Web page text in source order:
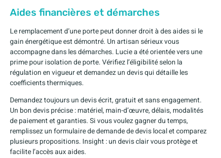
Aides financières et démarches
Le remplacement d’une porte peut donner droit à des aides si le
gain énergétique est démontré. Un artisan sérieux vous
accompagne dans les démarches. Lucie a été orientée vers une
prime pour isolation de porte. Vérifiez l’éligibilité selon la
régulation en vigueur et demandez un devis qui détaille les
coefficients thermiques.
Demandez toujours un devis écrit, gratuit et sans engagement.
Un bon devis précise : matériel, main-d’œuvre, délais, modalités
de paiement et garanties. Si vous voulez gagner du temps,
remplissez un formulaire de demande de devis local et comparez
plusieurs propositions. Insight : un devis clair vous protège et
facilite l’accès aux aides.